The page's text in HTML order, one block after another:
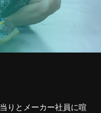
りとメーカー社員に喧